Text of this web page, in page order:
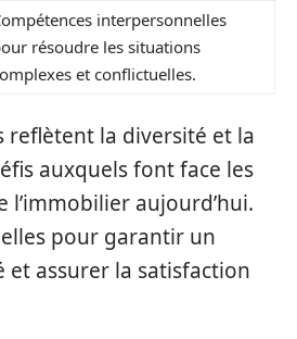
interpersonnelles
résoudre les situations
et conflictuelles.
reflètent la diversité et la
auxquels font face les
l’immobilier aujourd’hui.
pour garantir un
et assurer la satisfaction